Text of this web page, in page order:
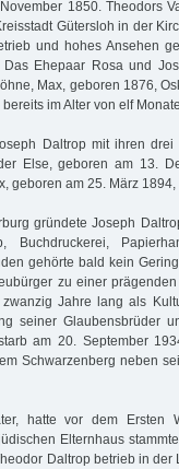
1850. Theodors
Gütersloh in der
und hohes Ansehen
Ehepaar Rosa und
Max, geboren 1876,
im Alter von elf
Daltrop mit ihren drei
Else, geboren am 13.
geboren am 25. März 1894,
gründete Joseph
gehörte bald kein
zu einer
Jahre lang als
seiner Glaubensbrüder
am 20. September
Schwarzenberg neben
hatte vor dem Ersten
Elternhaus
Daltrop betrieb in der